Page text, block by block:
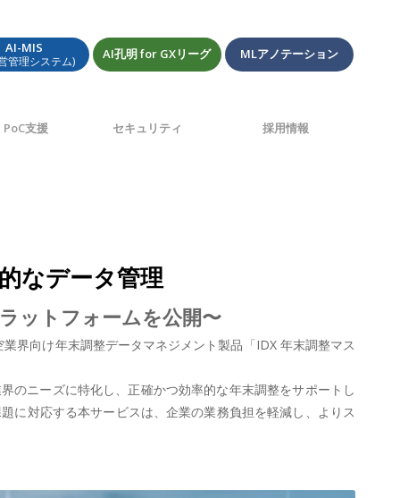
AI-MIS
管理システム) AI孔明 for GXリーグ MLアノテーション
支援 セキュリティ 採用情報
なデータ管理
ットフォームを公開〜
界向け年末調整データマネジメント製品「IDX 年末調整マス
のニーズに特化し、正確かつ効率的な年末調整をサポートし
に対応する本サービスは、企業の業務負担を軽減し、よりス